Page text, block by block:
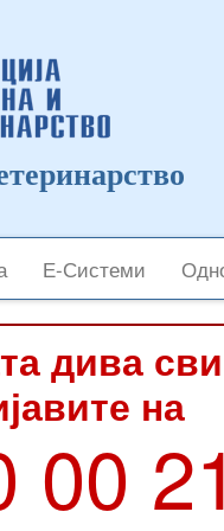
Е-Системи
дива
на
00